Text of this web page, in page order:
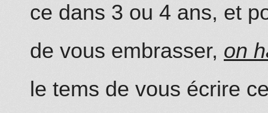
ce dans 3 ou 4 ans, et
de vous embrasser, on
le tems de vous écrire